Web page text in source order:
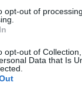
opt-out of
opt-out of
Data that Is
okoz az új